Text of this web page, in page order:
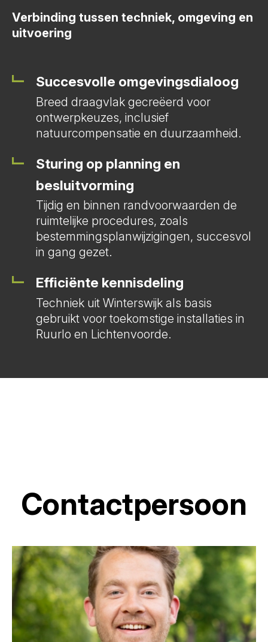
Verbinding tussen techniek, omgeving en
uitvoering
Succesvolle omgevingsdialoog
Breed draagvlak gecreëerd voor
ontwerpkeuzes, inclusief
natuurcompensatie en duurzaamheid.
Sturing op planning en
besluitvorming
Tijdig en binnen randvoorwaarden de
ruimtelijke procedures, zoals
bestemmingsplanwijzigingen, succesvol
in gang gezet.
Efficiënte kennisdeling
Techniek uit Winterswijk als basis
gebruikt voor toekomstige installaties in
Ruurlo en Lichtenvoorde.
Contactpersoon